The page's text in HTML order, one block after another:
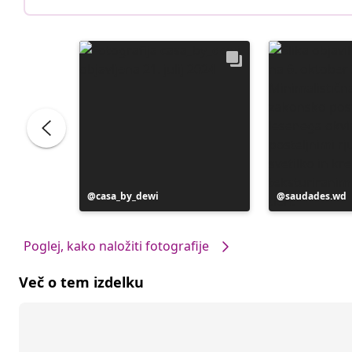
Objavo
je
casa_by_dewi
Objavo
je
saudades.wd
Poglej, kako naložiti fotografije
Več o tem izdelku